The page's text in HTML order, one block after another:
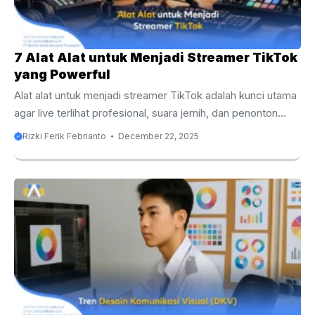
7 Alat Alat untuk Menjadi Streamer TikTok
yang Powerful
Alat alat untuk menjadi streamer TikTok adalah kunci utama
agar live terlihat profesional, suara jernih, dan penonton
betah berlama-lama. Artikel ini membahas perangkat wajib,
serius ingin membangun karier sebagai streamer, maka
memahami alat alat untuk menjadi streamer TikTok bukan
lagi pilihan, melainkan kebutuhan mutlak. Banyak orang
mengira cukup dengan ponsel dan kuota internet, lalu
menekan tombol Live. Kenyataannya, kualitas alat sangat
menentukan apakah penonton ...
Rizki Ferik Febrianto December 22, 2025